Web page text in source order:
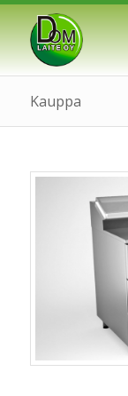
Kauppa